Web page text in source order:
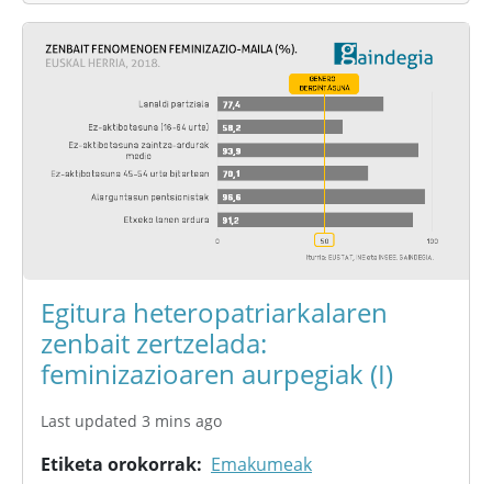
Egitura heteropatriarkalaren
zenbait zertzelada:
feminizazioaren aurpegiak (I)
Last updated 3 mins ago
Etiketa orokorrak
Emakumeak